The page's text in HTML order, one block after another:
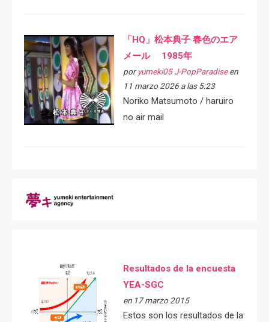
「HQ」松本典子 春色のエア
メール 1985年
por yumeki05 J-PopParadiseen
11 marzo 2026 a las 5:23
Noriko Matsumoto / haruiro
no air mail
Resultados de la encuesta
YEA-SGC
en 17 marzo 2015
Estos son los resultados de la